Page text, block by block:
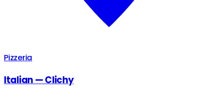
Pizzeria
Italian — Clichy